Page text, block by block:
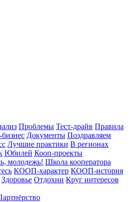
Проблемы Тест-драйв Правила
Документы Поздравляем
Лучшие практики В регионах
Юбилей Кооп-проекты
молодежь! Школа кооператора
КООП-характер КООП-история
Здоровье Отдохни Круг интересов